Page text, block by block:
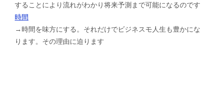
することにより流れがわかり将来予測まで可能になるのです
時間
→時間を味方にする。それだけでビジネスモ人生も豊かにな
ります。その理由に迫ります